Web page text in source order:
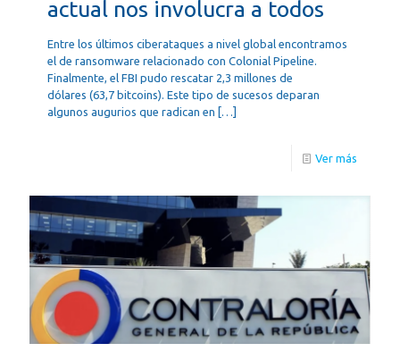
actual nos involucra a todos
Entre los últimos ciberataques a nivel global encontramos
el de ransomware relacionado con Colonial Pipeline.
Finalmente, el FBI pudo rescatar 2,3 millones de
dólares (63,7 bitcoins). Este tipo de sucesos deparan
algunos augurios que radican en […]
Ver más